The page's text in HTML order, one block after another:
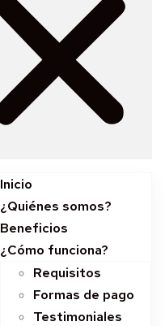
Inicio
¿Quiénes somos?
Beneficios
¿Cómo funciona?
Requisitos
Formas de pago
Testimoniales